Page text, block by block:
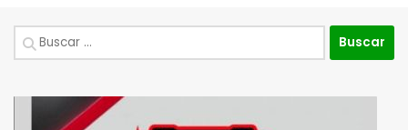
Buscar: